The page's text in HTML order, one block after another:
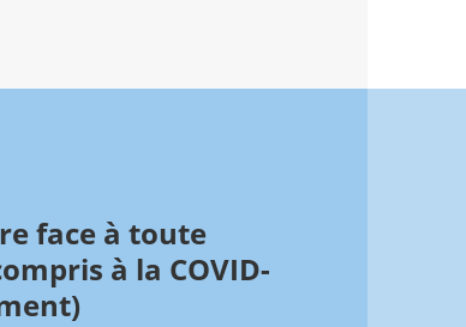
face à toute
à la COVID-